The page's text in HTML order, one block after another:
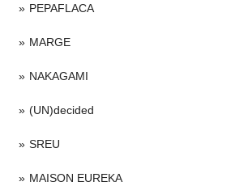
PEPAFLACA
MARGE
NAKAGAMI
(UN)decided
SREU
MAISON EUREKA